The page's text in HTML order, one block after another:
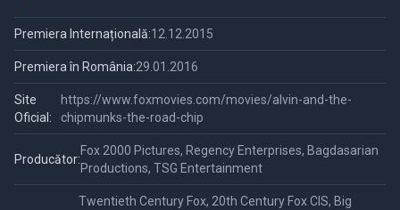
Premiera Internațională:12.12.2015
Premiera în România:29.01.2016
Site
Oficial:
https://www.foxmovies.com/movies/alvin-and-the-
chipmunks-the-road-chip
Producător:
Fox 2000 Pictures, Regency Enterprises, Bagdasarian
Productions, TSG Entertainment
Twentieth Century Fox, 20th Century Fox CIS, Big